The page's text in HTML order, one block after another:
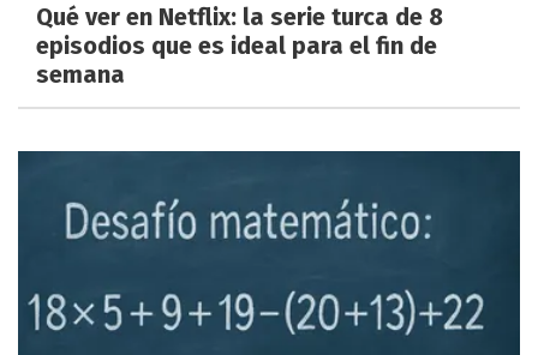
Qué ver en Netflix: la serie turca de 8
episodios que es ideal para el fin de
semana